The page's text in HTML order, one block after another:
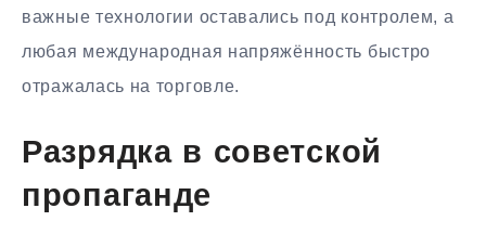
важные технологии оставались под контролем, а
любая международная напряжённость быстро
отражалась на торговле.
Разрядка в советской
пропаганде